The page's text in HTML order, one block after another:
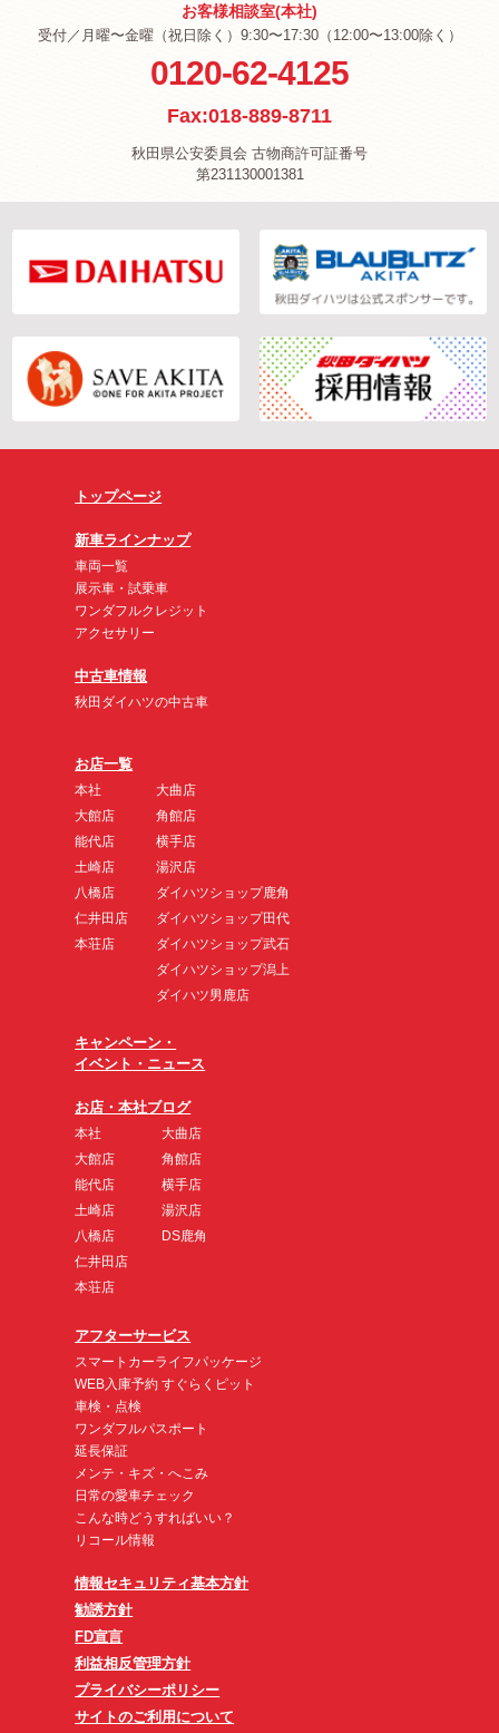
お客様相談室(本社)
受付／月曜〜金曜（祝日除く）9:30〜17:30（12:00〜13:00除く）
0120-62-4125
Fax:018-889-8711
秋田県公安委員会 古物商許可証番号
第231130001381
トップページ
新車ラインナップ
車両一覧
展示車・試乗車
ワンダフルクレジット
アクセサリー
中古車情報
秋田ダイハツの中古車
お店一覧
本社
大館店
能代店
土崎店
八橋店
仁井田店
本荘店
大曲店
角館店
横手店
湯沢店
ダイハツショップ鹿角
ダイハツショップ田代
ダイハツショップ武石
ダイハツショップ潟上
ダイハツ男鹿店
キャンペーン・
イベント・ニュース
お店・本社ブログ
本社
大館店
能代店
土崎店
八橋店
仁井田店
本荘店
大曲店
角館店
横手店
湯沢店
DS鹿角
アフターサービス
スマートカーライフパッケージ
WEB入庫予約 すぐらくピット
車検・点検
ワンダフルパスポート
延長保証
メンテ・キズ・へこみ
日常の愛車チェック
こんな時どうすればいい？
リコール情報
情報セキュリティ基本方針
勧誘方針
FD宣言
利益相反管理方針
プライバシーポリシー
サイトのご利用について